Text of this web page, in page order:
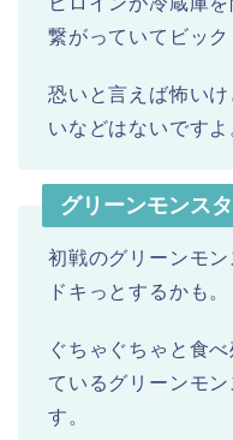
繋がっていてビック
恐いと言えば怖い
いなどはないですよ
グリーンモンス
初戦のグリーンモ
ドキっとするかも。
ぐちゃぐちゃと食
ているグリーンモ
す。